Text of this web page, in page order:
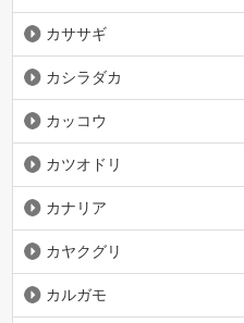
カササギ
カシラダカ
カッコウ
カツオドリ
カナリア
カヤクグリ
カルガモ